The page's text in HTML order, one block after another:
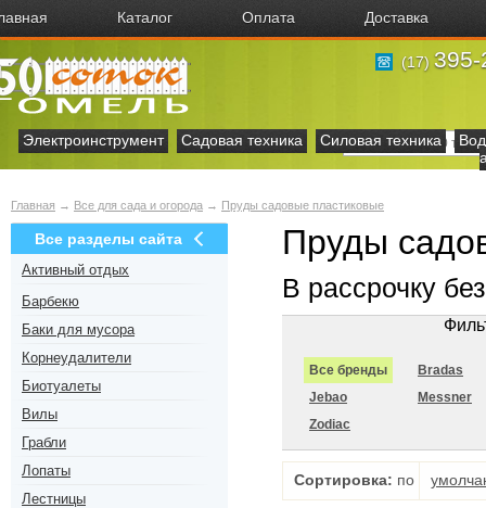
Каталог Оплата Доставка
(17) 395-
Электроинструмент Садовая техника Силовая техника
Главная → Все для сада и огорода → Пруды садовые пластиковые
Все разделы сайта
Активный отдых
Барбекю
Баки для мусора
Корнеудалители
Биотуалеты
Вилы
Грабли
Лопаты
Лестницы
Пруды
В рассрочку
Все бренды
Bradas
Jebao
Messner
Zodiac
Сортировка: по